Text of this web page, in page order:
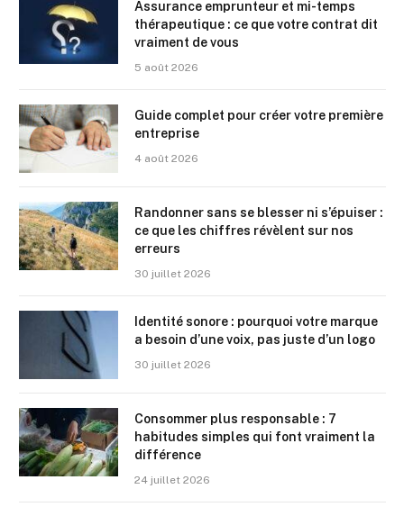
Assurance emprunteur et mi-temps
thérapeutique : ce que votre contrat dit
vraiment de vous
5 août 2026
Guide complet pour créer votre première
entreprise
4 août 2026
Randonner sans se blesser ni s’épuiser :
ce que les chiffres révèlent sur nos
erreurs
30 juillet 2026
Identité sonore : pourquoi votre marque
a besoin d’une voix, pas juste d’un logo
30 juillet 2026
Consommer plus responsable : 7
habitudes simples qui font vraiment la
différence
24 juillet 2026